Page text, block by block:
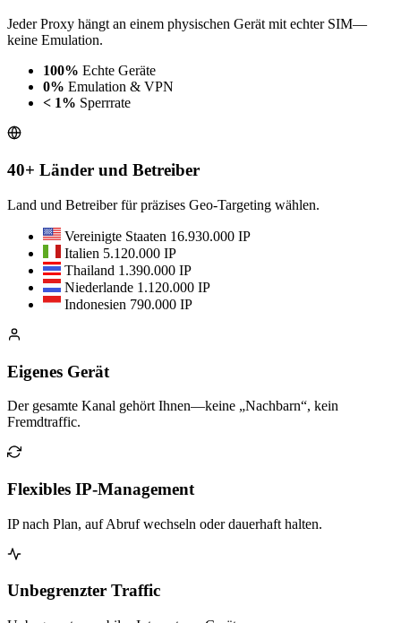
Jeder Proxy hängt an einem physischen Gerät mit echter SIM—
keine Emulation.
100% Echte Geräte
0% Emulation & VPN
< 1% Sperrrate
40+ Länder und Betreiber
Land und Betreiber für präzises Geo-Targeting wählen.
Vereinigte Staaten 16.930.000 IP
Italien 5.120.000 IP
Thailand 1.390.000 IP
Niederlande 1.120.000 IP
Indonesien 790.000 IP
Eigenes Gerät
Der gesamte Kanal gehört Ihnen—keine „Nachbarn“, kein
Fremdtraffic.
Flexibles IP-Management
IP nach Plan, auf Abruf wechseln oder dauerhaft halten.
Unbegrenzter Traffic